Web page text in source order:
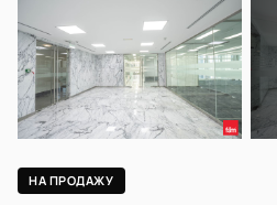
НА ПРОДАЖУ